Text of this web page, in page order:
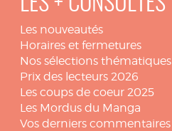
Les nouveautés
Horaires et fermetures
Nos sélections thématiques
Prix des lecteurs 2026
Les coups de coeur 2025
Les Mordus du Manga
Vos derniers commentaires